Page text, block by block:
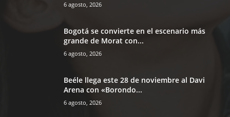
6 agosto, 2026
Bogotá se convierte en el escenario más
grande de Morat con...
6 agosto, 2026
Beéle llega este 28 de noviembre al Davi
Arena con «Borondo...
6 agosto, 2026